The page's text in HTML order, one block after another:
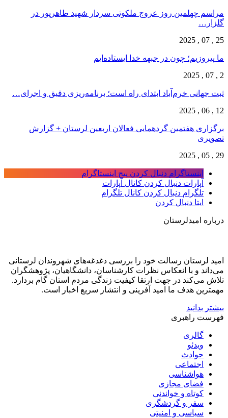
مراسم چهلمین روز عروج ملکوتی سردار شهید طاهرپور در
گلزار…
25 , 07 , 2025
ما پیروزیم؛ چون در جبهه خدا ایستاده‌ایم
2 , 07 , 2025
ثبت جهانی خرم‌‌آباد ابتدای راه است؛ برنامه‌ریزی دقیق و اجرای…
12 , 06 , 2025
برگزاری هفتمین گردهمایی فعالان اربعین لرستان + گزارش
تصویری
29 , 05 , 2025
اینستاگرام دنبال کردن پیج اینستاگرام
آپارات دنبال کردن کانال آپارات
تلگرام دنبال کردن کانال تلگرام
ایتا دنبال کردن
درباره امیدلرستان
امید لرستان رسالت خود را بررسی دغدغه‌های شهروندان لرستانی
می‌داند و با انعکاس نظرات کارشناسان، دانشگاهیان، پژوهشگران
تلاش می‌کند در جهت ارتقا کیفیت زندگی مردم استان گام بردارد.
مهمترین هدف ما امید آفرینی و انتشار سریع اخبار است.
بیشتر بدانید
فهرست راهبری
گالری
ویدئو
حوادث
اجتماعی
هواشناسی
فضای مجازی
کوتاه و خواندنی
سفر و گردشگری
سیاسی و امنیتی